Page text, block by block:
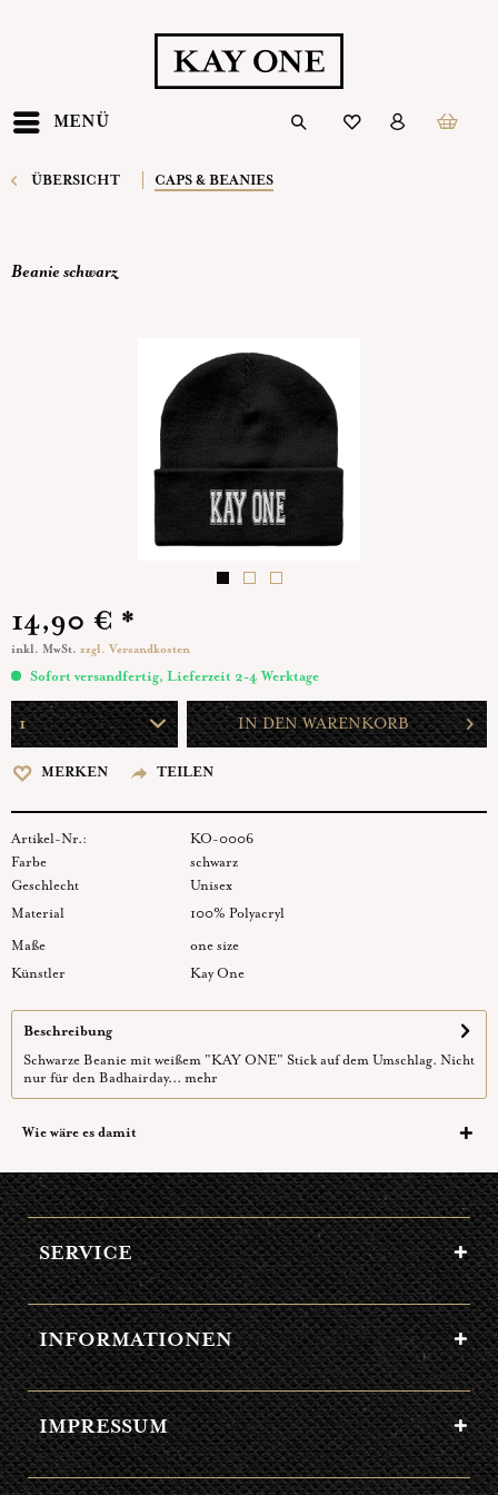
MENÜ
ÜBERSICHT CAPS & BEANIES
Beanie schwarz
14,90 € *
inkl. MwSt. zzgl. Versandkosten
Sofort versandfertig, Lieferzeit 2-4 Werktage
IN DEN WARENKORB
MERKEN TEILEN
Artikel-Nr.:
KO-0006
Farbe
schwarz
Geschlecht
Unisex
Material
100% Polyacryl
Maße
one size
Künstler
Kay One
Beschreibung
Schwarze Beanie mit weißem "KAY ONE" Stick auf dem Umschlag. Nicht
nur für den Badhairday... mehr
Wie wäre es damit
SERVICE
INFORMATIONEN
IMPRESSUM